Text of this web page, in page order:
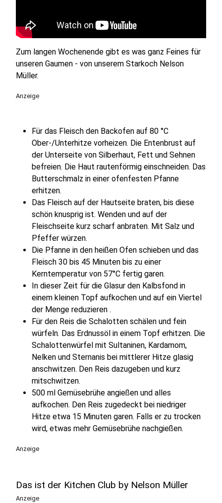
Zum langen Wochenende gibt es was ganz Feines für
unseren Gaumen - von unserem Starkoch Nelson
Müller.
Anzeige
Für das Fleisch den Backofen auf 80 °C
Ober-/Unterhitze vorheizen. Die Entenbrust auf
der Unterseite von Silberhaut, Fett und Sehnen
befreien. Die Haut rautenförmig einschneiden. Das
Butterschmalz in einer ofenfesten Pfanne
erhitzen.
Das Fleisch auf der Hautseite braten, bis diese
schön knusprig ist. Wenden und auf der
Fleischseite kurz scharf anbraten. Mit Salz und
Pfeffer würzen.
Die Pfanne in den heißen Ofen schieben und das
Fleisch 30 bis 45 Minuten bis zu einer
Kerntemperatur von 57°C fertig garen.
In dieser Zeit für die Glasur den Kalbsfond in
einem kleinen Topf aufkochen und auf ein Viertel
der Menge reduzieren .
Für den Reis die Schalotten schälen und fein
würfeln. Das Erdnussöl in einem Topf erhitzen. Die
Schalottenwürfel mit Sultaninen, Kardamom,
Nelken und Sternanis bei mittlerer Hitze glasig
anschwitzen. Den Reis dazugeben und kurz
mitschwitzen.
500 ml Gemüsebrühe angießen und alles
aufkochen. Den Reis zugedeckt bei niedriger
Hitze etwa 15 Minuten garen. Falls er zu trocken
wird, etwas mehr Gemüsebrühe nachgießen.
Anzeige
Das ist der Kitchen Club by Nelson Müller
Anzeige